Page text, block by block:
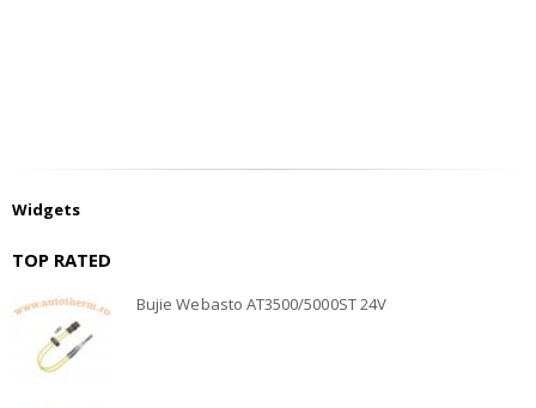
Widgets
TOP RATED
Bujie Webasto AT3500/5000ST 24V